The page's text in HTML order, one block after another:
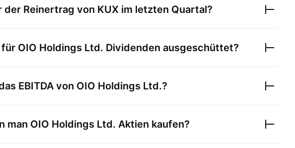
der Reinertrag von KUX im letzten Quartal?
für OIO Holdings Ltd. Dividenden ausgeschüttet?
EBITDA von OIO Holdings Ltd.?
man OIO Holdings Ltd. Aktien kaufen?